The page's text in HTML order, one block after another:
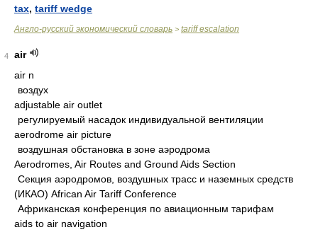
tax, tariff wedge
Англо-русский экономический словарь > tariff escalation
4
air
air n
воздух
adjustable air outlet
регулируемый насадок индивидуальной вентиляции
aerodrome air picture
воздушная обстановка в зоне аэродрома
Aerodromes, Air Routes and Ground Aids Section
Секция аэродромов, воздушных трасс и наземных средств
(ИКАО) African Air Tariff Conference
Африканская конференция по авиационным тарифам
aids to air navigation